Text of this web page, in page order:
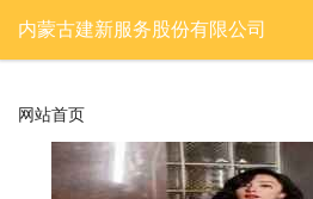
内蒙古建新服务股份有限公司
网站首页